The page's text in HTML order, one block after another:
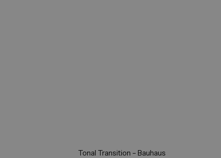
Tonal Transition – Bauhaus